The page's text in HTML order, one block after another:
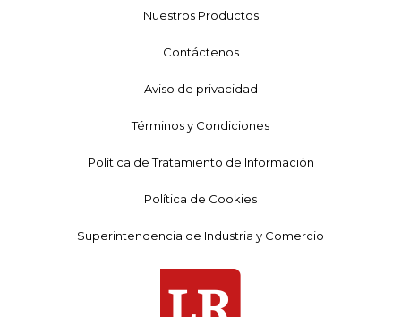
Nuestros Productos
Contáctenos
Aviso de privacidad
Términos y Condiciones
Política de Tratamiento de Información
Política de Cookies
Superintendencia de Industria y Comercio